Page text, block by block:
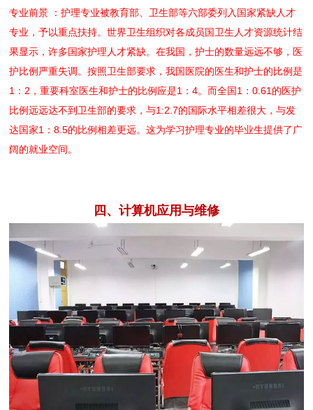
专业前景 ：护理专业被教育部、卫生部等六部委列入国家紧缺人才
专业，予以重点扶持。世界卫生组织对各成员国卫生人才资源统计结
果显示，许多国家护理人才紧缺。在我国，护士的数量远远不够，医
护比例严重失调。按照卫生部要求，我国医院的医生和护士的比例是
1：2，重要科室医生和护士的比例应是1：4。而全国1：0.61的医护
比例远远达不到卫生部的要求，与1:2.7的国际水平相差很大，与发
达国家1：8.5的比例相差更远。这为学习护理专业的毕业生提供了广
阔的就业空间。
四、计算机应用与维修